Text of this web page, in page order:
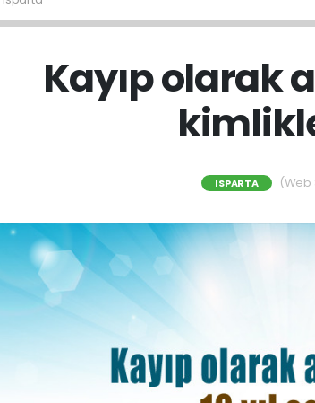
Kayıp olarak
ISPARTA (Web